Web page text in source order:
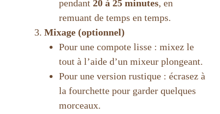
pendant 20 à 25 minutes, en
remuant de temps en temps.
Mixage (optionnel)
Pour une compote lisse : mixez le
tout à l’aide d’un mixeur plongeant.
Pour une version rustique : écrasez à
la fourchette pour garder quelques
morceaux.